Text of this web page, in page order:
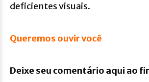
deficientes visuais.
Queremos ouvir você
Deixe seu comentário aqui ao